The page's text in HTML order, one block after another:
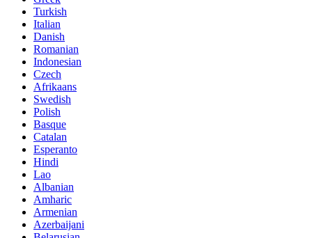
Turkish
Italian
Danish
Romanian
Indonesian
Czech
Afrikaans
Swedish
Polish
Basque
Catalan
Esperanto
Hindi
Lao
Albanian
Amharic
Armenian
Azerbaijani